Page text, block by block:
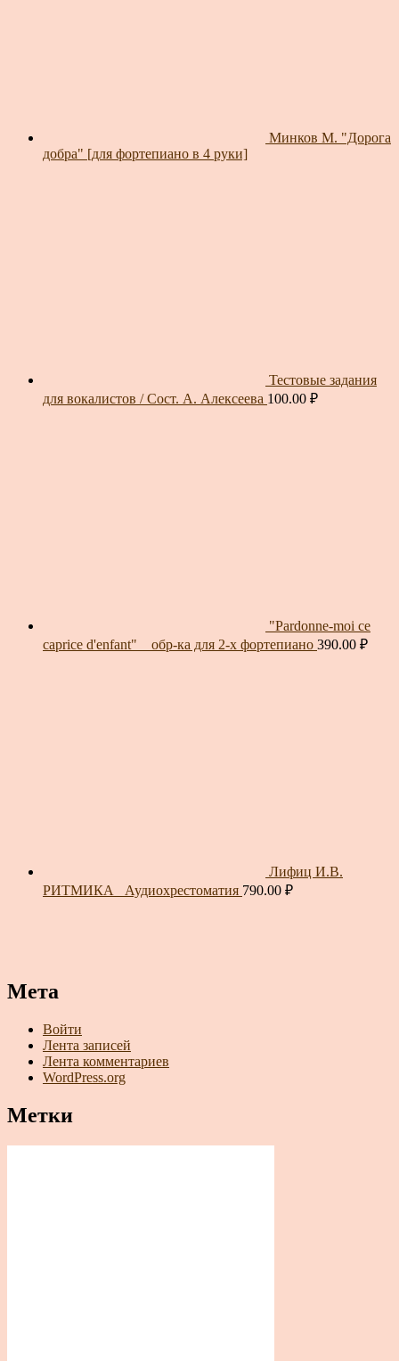
Минков М. "Дорога
добра" [для фортепиано в 4 руки]
Тестовые задания
для вокалистов / Сост. А. Алексеева 100.00 ₽
"Pardonne-moi ce
caprice d'enfant" _ обр-ка для 2-х фортепиано 390.00 ₽
Лифиц И.В.
РИТМИКА_ Аудиохрестоматия 790.00 ₽
Мета
Войти
Лента записей
Лента комментариев
WordPress.org
Метки